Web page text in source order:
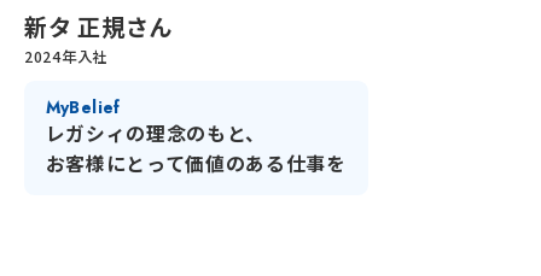
新タ 正規さん
2024年入社
MyBelief
レガシィの理念のもと、
お客様にとって価値のある仕事を